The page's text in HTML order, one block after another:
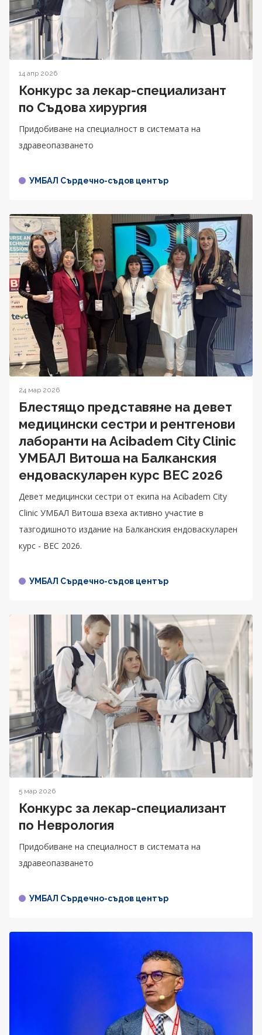
14 апр 2026
Конкурс за лекар-специализант
по Съдова хирургия
Придобиване на специалност в системата на
здравеопазването
УМБАЛ Сърдечно-съдов център
24 мар 2026
Блестящо представяне на девет
медицински сестри и рентгенови
лаборанти на Acibadem City Clinic
УМБАЛ Витоша на Балканския
ендоваскуларен курс BEC 2026
Девет медицински сестри от екипа на Acibadem City
Clinic УМБАЛ Витоша взеха активно участие в
тазгодишното издание на Балканския ендоваскуларен
курс - BEC 2026.
УМБАЛ Сърдечно-съдов център
5 мар 2026
Конкурс за лекар-специализант
по Неврология
Придобиване на специалност в системата на
здравеопазването
УМБАЛ Сърдечно-съдов център